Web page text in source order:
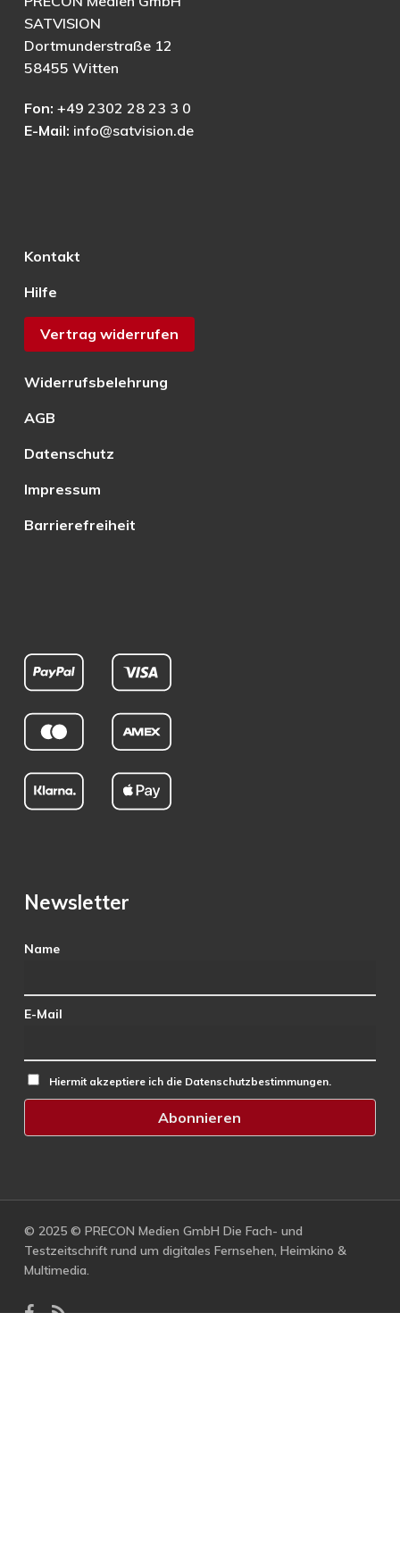
SATVISION
Dortmunderstraße 12
58455 Witten
Fon: +49 2302 28 23 3 0
E-Mail: info@satvision.de
Kontakt
Hilfe
Vertrag widerrufen
Widerrufsbelehrung
AGB
Datenschutz
Impressum
Barrierefreiheit
Newsletter
Name
E-Mail
Hiermit akzeptiere ich die Datenschutzbestimmungen.
© 2025 © PRECON Medien GmbH Die Fach- und
Testzeitschrift rund um digitales Fernsehen, Heimkino &
Multimedia.
facebook
RSS